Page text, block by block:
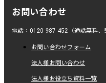
お問い合わせ
電話：0120-987-452（通話無料、
お問い合わせフォーム
法人様お問い合わせ
法人様お役立ち資料一覧